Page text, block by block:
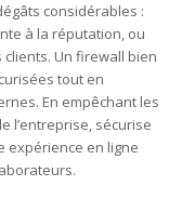
considérables :
à la réputation, ou
Un firewall bien
tout en
En empêchant les
l’entreprise, sécurise
expérience en ligne